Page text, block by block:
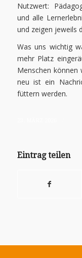
Nutzwert:
und alle
und zeigen jeweils
Was uns wichtig
mehr Platz
Menschen können
neu ist ein
füttern werden.
Eintrag teilen